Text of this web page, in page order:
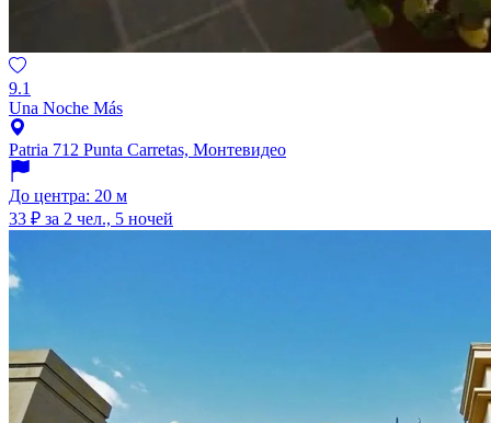
9.1
Una Noche Más
Patria 712 Punta Carretas, Монтевидео
До центра: 20 м
33 ₽ за 2 чел., 5 ночей